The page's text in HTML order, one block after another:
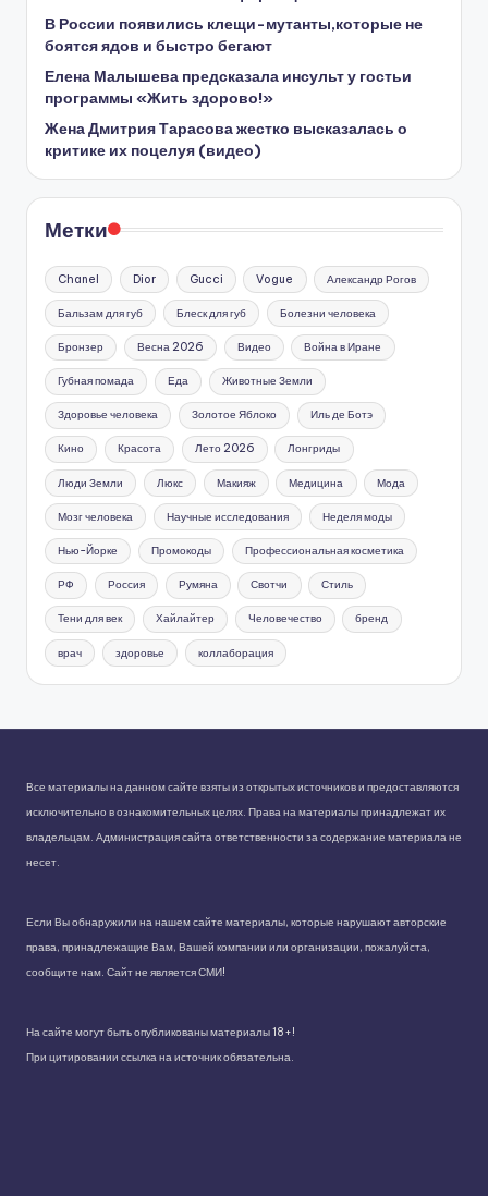
В России появились клещи-мутанты,которые не
боятся ядов и быстро бегают
Елена Малышева предсказала инсульт у гостьи
программы «Жить здорово!»
Жена Дмитрия Тарасова жестко высказалась о
критике их поцелуя (видео)
Метки
Chanel Dior Gucci Vogue Александр Рогов
Бальзам для губ Блеск для губ Болезни человека
Бронзер Весна 2026 Видео Война в Иране
Губная помада Еда Животные Земли
Здоровье человека Золотое Яблоко Иль де Ботэ
Кино Красота Лето 2026 Лонгриды
Люди Земли Люкс Макияж Медицина Мода
Мозг человека Научные исследования Неделя моды
Нью-Йорке Промокоды Профессиональная косметика
РФ Россия Румяна Свотчи Стиль
Тени для век Хайлайтер Человечество бренд
врач здоровье коллаборация
Все материалы на данном сайте взяты из открытых источников и предоставляются
исключительно в ознакомительных целях. Права на материалы принадлежат их
владельцам. Администрация сайта ответственности за содержание материала не
несет.
Если Вы обнаружили на нашем сайте материалы, которые нарушают авторские
права, принадлежащие Вам, Вашей компании или организации, пожалуйста,
сообщите нам. Сайт не является СМИ!
На сайте могут быть опубликованы материалы 18+!
При цитировании ссылка на источник обязательна.